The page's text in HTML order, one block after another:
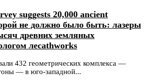
suggests 20,000 ancient
не должно было быть: лазеры
древних земляных
лесаthworks
432 геометрических комплекса —
— в юго-западной...